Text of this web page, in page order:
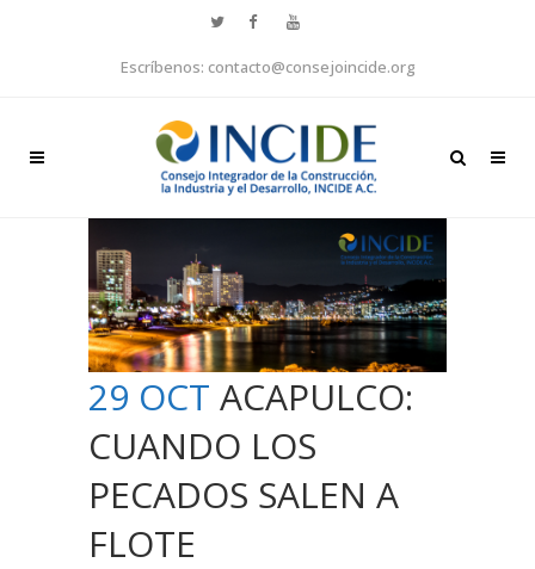
Escríbenos: contacto@consejoincide.org
29 OCT ACAPULCO:
CUANDO LOS
PECADOS SALEN A
FLOTE